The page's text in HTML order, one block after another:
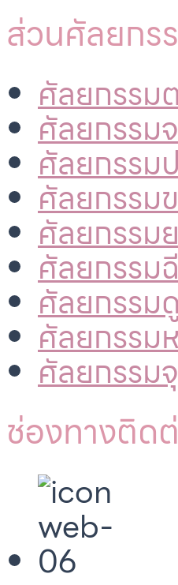
ส่วนศัลยกร
ศัลยกรรม
ศัลยกรรม
ศัลยกรรม
ศัลยกรรม
ศัลยกรรม
ศัลยกรรม
ศัลยกรรม
ศัลยกรรม
ศัลยกรรม
ช่องทางติด